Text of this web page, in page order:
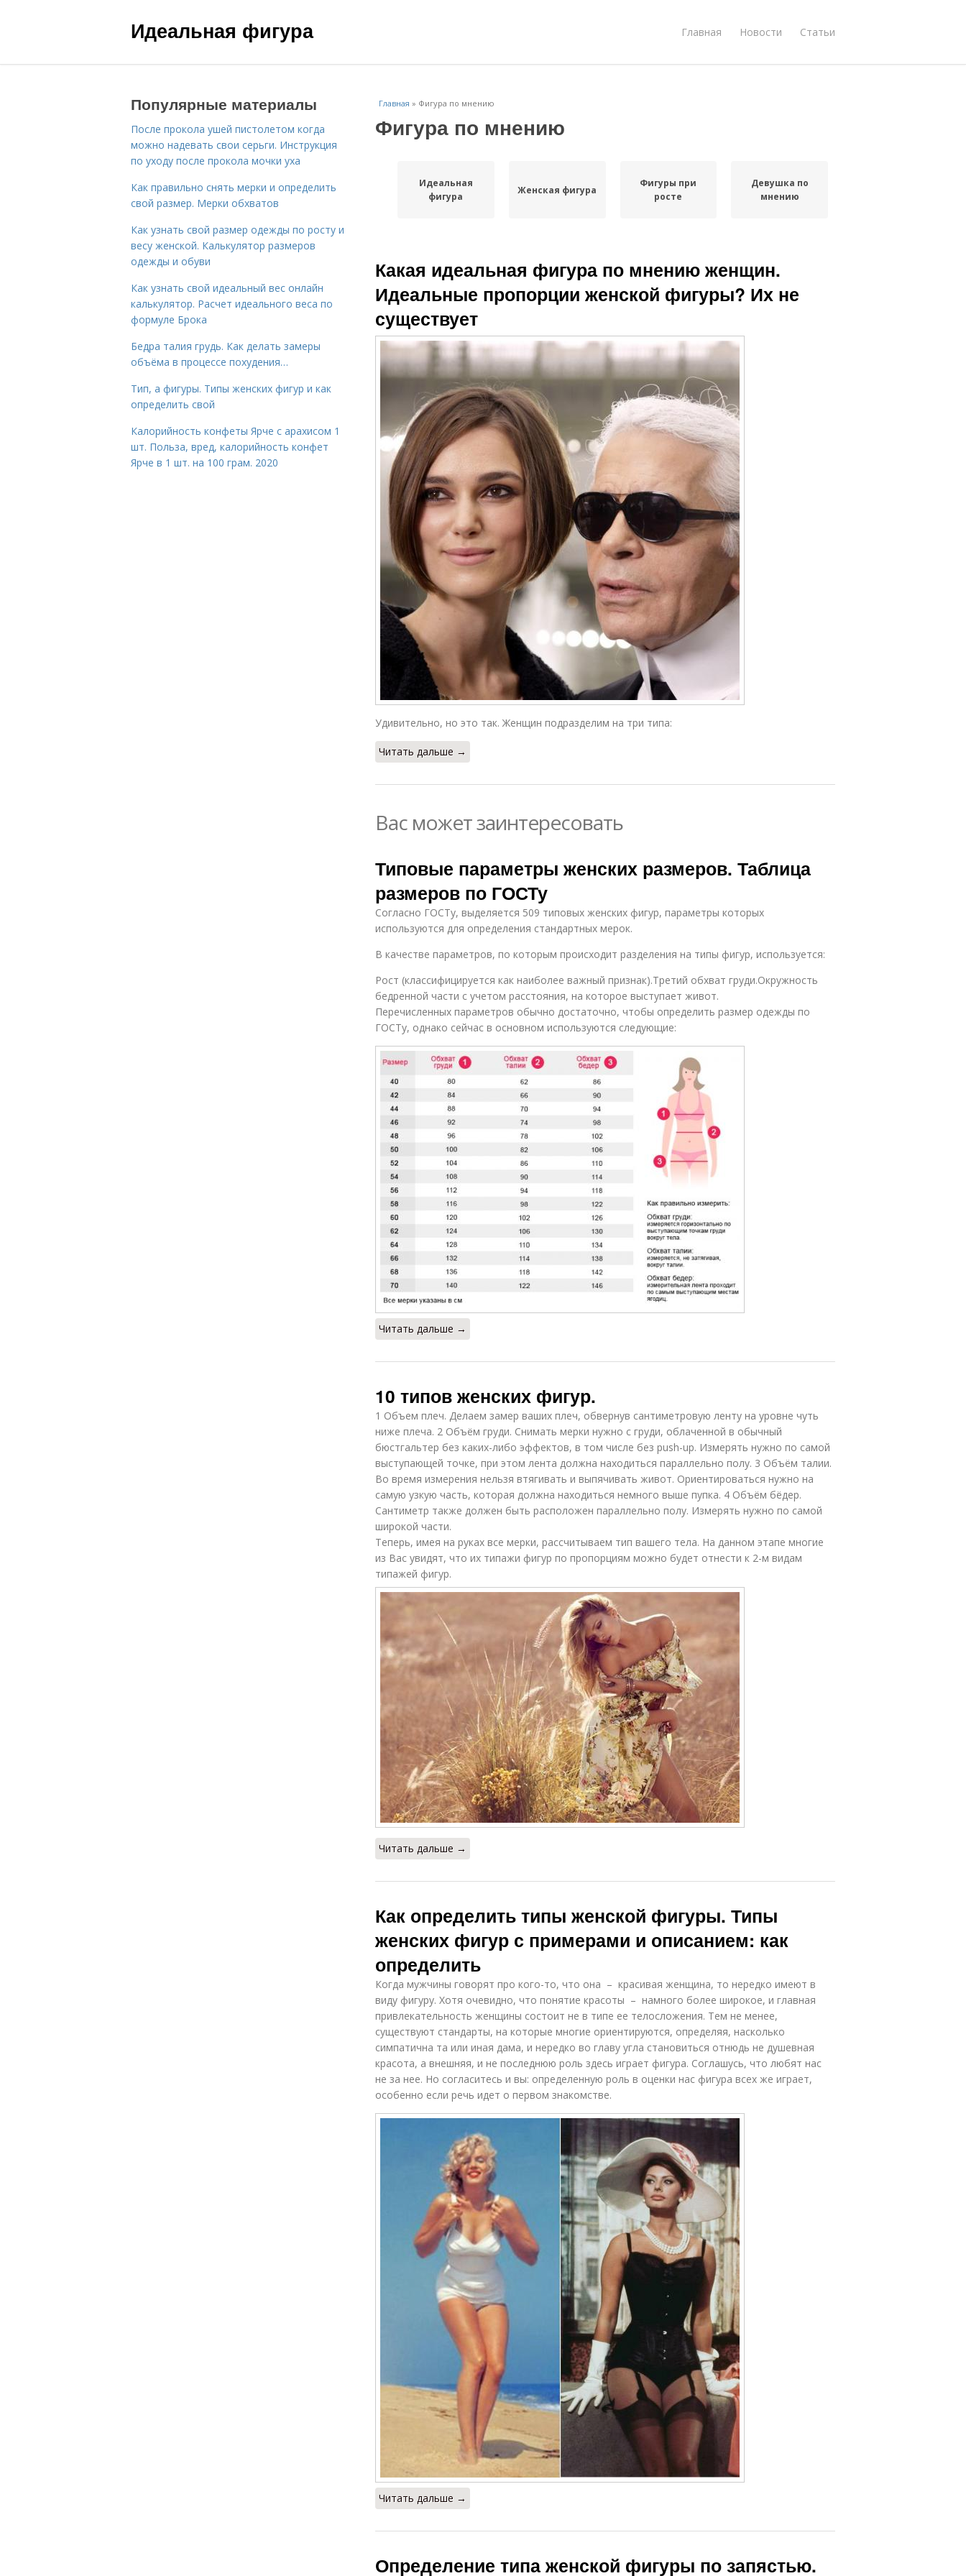
Идеальная фигура Главная Новости Статьи
Главная » Фигура по мнению
Фигура по мнению
Идеальная
фигура
Женская фигура
Фигуры при
росте
Девушка по
мнению
Какая идеальная фигура по мнению женщин.
Идеальные пропорции женской фигуры? Их не
существует
Удивительно, но это так. Женщин подразделим на три типа:
Читать дальше →
Вас может заинтересовать
Типовые параметры женских размеров. Таблица
размеров по ГОСТу
Согласно ГОСТу, выделяется 509 типовых женских фигур, параметры которых
используются для определения стандартных мерок.
В качестве параметров, по которым происходит разделения на типы фигур, используется:
Рост (классифицируется как наиболее важный признак).Третий обхват груди.Окружность
бедренной части с учетом расстояния, на которое выступает живот.
Перечисленных параметров обычно достаточно, чтобы определить размер одежды по
ГОСТу, однако сейчас в основном используются следующие:
Читать дальше →
10 типов женских фигур.
1 Объем плеч. Делаем замер ваших плеч, обвернув сантиметровую ленту на уровне чуть
ниже плеча. 2 Объём груди. Снимать мерки нужно с груди, облаченной в обычный
бюстгальтер без каких-либо эффектов, в том числе без push-up. Измерять нужно по самой
выступающей точке, при этом лента должна находиться параллельно полу. 3 Объём талии.
Во время измерения нельзя втягивать и выпячивать живот. Ориентироваться нужно на
самую узкую часть, которая должна находиться немного выше пупка. 4 Объём бёдер.
Сантиметр также должен быть расположен параллельно полу. Измерять нужно по самой
широкой части.
Теперь, имея на руках все мерки, рассчитываем тип вашего тела. На данном этапе многие
из Вас увидят, что их типажи фигур по пропорциям можно будет отнести к 2-м видам
типажей фигур.
Читать дальше →
Как определить типы женской фигуры. Типы
женских фигур с примерами и описанием: как
определить
Когда мужчины говорят про кого-то, что она – красивая женщина, то нередко имеют в
виду фигуру. Хотя очевидно, что понятие красоты – намного более широкое, и главная
привлекательность женщины состоит не в типе ее телосложения. Тем не менее,
существуют стандарты, на которые многие ориентируются, определяя, насколько
симпатична та или иная дама, и нередко во главу угла становиться отнюдь не душевная
красота, а внешняя, и не последнюю роль здесь играет фигура. Соглашусь, что любят нас
не за нее. Но согласитесь и вы: определенную роль в оценки нас фигура всех же играет,
особенно если речь идет о первом знакомстве.
Читать дальше →
Определение типа женской фигуры по запястью.
Популярные материалы
После прокола ушей пистолетом когда
можно надевать свои серьги. Инструкция
по уходу после прокола мочки уха
Как правильно снять мерки и определить
свой размер. Мерки обхватов
Как узнать свой размер одежды по росту и
весу женской. Калькулятор размеров
одежды и обуви
Как узнать свой идеальный вес онлайн
калькулятор. Расчет идеального веса по
формуле Брока
Бедра талия грудь. Как делать замеры
объёма в процессе похудения…
Тип, а фигуры. Типы женских фигур и как
определить свой
Калорийность конфеты Ярче с арахисом 1
шт. Польза, вред, калорийность конфет
Ярче в 1 шт. на 100 грам. 2020